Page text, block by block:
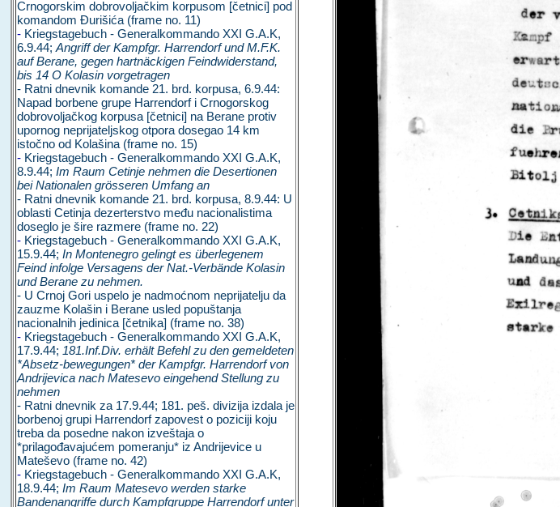
Crnogorskim dobrovoljačkim korpusom [četnici] pod
komandom Đurišića (frame no. 11)
- Kriegstagebuch - Generalkommando XXI G.A.K,
6.9.44;Angriff der Kampfgr. Harrendorf und M.F.K.
auf Berane, gegen hartnäckigen Feindwiderstand,
bis 14 O Kolasin vorgetragen
- Ratni dnevnik komande 21. brd. korpusa, 6.9.44:
Napad borbene grupe Harrendorf i Crnogorskog
dobrovoljačkog korpusa [četnici] na Berane protiv
upornog neprijateljskog otpora dosegao 14 km
istočno od Kolašina (frame no. 15)
- Kriegstagebuch - Generalkommando XXI G.A.K,
8.9.44;Im Raum Cetinje nehmen die Desertionen
bei Nationalen grösseren Umfang an
- Ratni dnevnik komande 21. brd. korpusa, 8.9.44: U
oblasti Cetinja dezerterstvo među nacionalistima
doseglo je šire razmere (frame no. 22)
- Kriegstagebuch - Generalkommando XXI G.A.K,
15.9.44;In Montenegro gelingt es überlegenem
Feind infolge Versagens der Nat.-Verbände Kolasin
und Berane zu nehmen.
- U Crnoj Gori uspelo je nadmoćnom neprijatelju da
zauzme Kolašin i Berane usled popuštanja
nacionalnih jedinica [četnika] (frame no. 38)
- Kriegstagebuch - Generalkommando XXI G.A.K,
17.9.44; 181.Inf.Div. erhält Befehl zu den gemeldeten
*Absetz-bewegungen* der Kampfgr. Harrendorf von
Andrijevica nach Matesevo eingehend Stellung zu
nehmen
- Ratni dnevnik za 17.9.44; 181. peš. divizija izdala je
borbenoj grupi Harrendorf zapovest o poziciji koju
treba da posedne nakon izveštaja o
*prilagođavajućem pomeranju* iz Andrijevice u
Mateševo (frame no. 42)
- Kriegstagebuch - Generalkommando XXI G.A.K,
18.9.44;Im Raum Matesevo werden starke
Bandenangriffe durch Kampfgruppe Harrendorf unter